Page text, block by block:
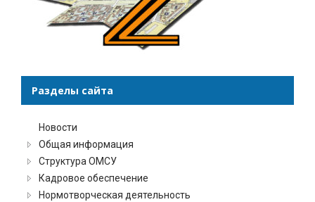
Разделы сайта
Новости
Общая информация
Структура ОМСУ
Кадровое обеспечение
Нормотворческая деятельность